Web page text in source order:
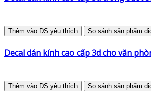
Thêm vào DS yêu thích So sánh sản phẩm
Decal dán kính cao cấp 3d cho văn
Thêm vào DS yêu thích So sánh sản phẩm